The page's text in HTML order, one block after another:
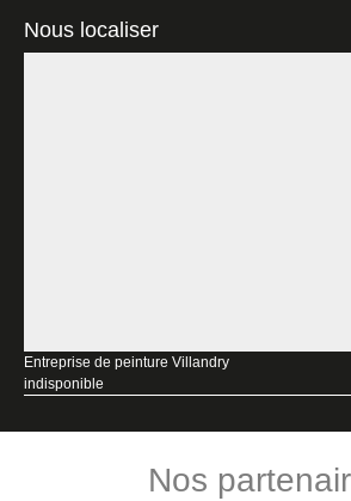
Nous localiser
Entreprise de peinture Villandry
indisponible
Nos